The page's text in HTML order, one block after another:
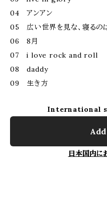
04 アンアン
05 広い世界を見な、寝るの
06 8月
07 i love rock and roll
08 daddy
09 生き方
International
日本国内に